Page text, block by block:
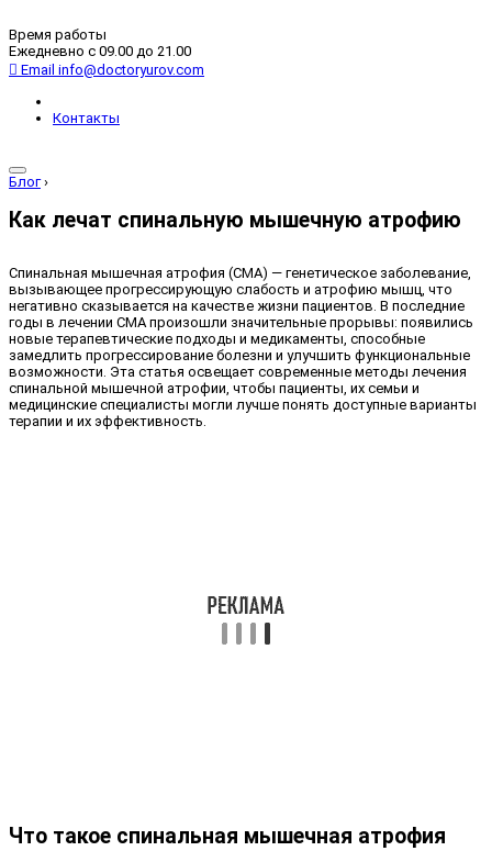
Время работы
Ежедневно с 09.00 до 21.00
Email info@doctoryurov.com
Контакты
Блог ›
Как лечат спинальную мышечную атрофию
Спинальная мышечная атрофия (СМА) — генетическое заболевание,
вызывающее прогрессирующую слабость и атрофию мышц, что
негативно сказывается на качестве жизни пациентов. В последние
годы в лечении СМА произошли значительные прорывы: появились
новые терапевтические подходы и медикаменты, способные
замедлить прогрессирование болезни и улучшить функциональные
возможности. Эта статья освещает современные методы лечения
спинальной мышечной атрофии, чтобы пациенты, их семьи и
медицинские специалисты могли лучше понять доступные варианты
терапии и их эффективность.
Что такое спинальная мышечная атрофия